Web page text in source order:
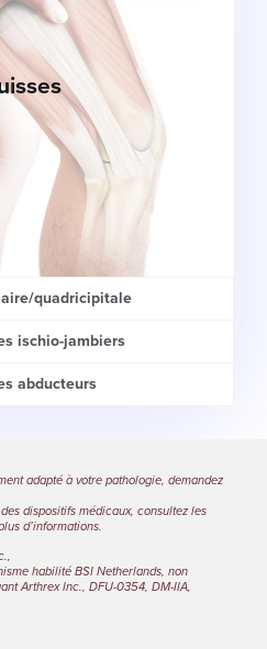
quadricipitale
ischio-jambiers
abducteurs
adapté à votre pathologie, demandez
dispositifs médicaux, consultez les
d’informations.
habilité BSI Netherlands, non
Arthrex Inc., DFU-0354, DM-IIA,